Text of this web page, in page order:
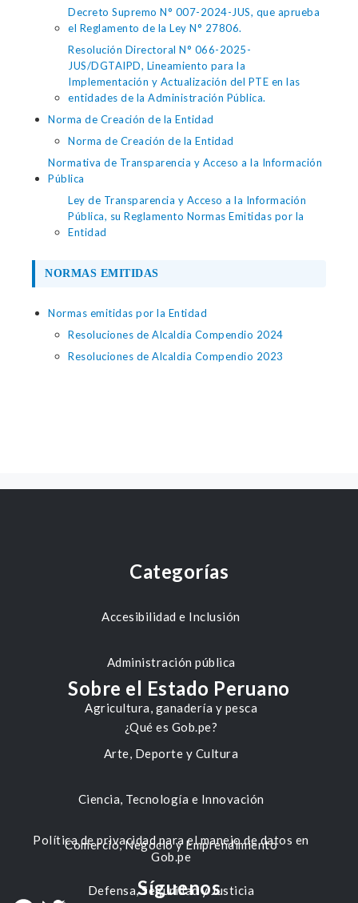
Decreto Supremo N° 007-2024-JUS, que aprueba
el Reglamento de la Ley N° 27806.
Resolución Directoral N° 066-2025-
JUS/DGTAIPD, Lineamiento para la
Implementación y Actualización del PTE en las
entidades de la Administración Pública.
Norma de Creación de la Entidad
Norma de Creación de la Entidad
Normativa de Transparencia y Acceso a la Información
Pública
Ley de Transparencia y Acceso a la Información
Pública, su Reglamento Normas Emitidas por la
Entidad
NORMAS EMITIDAS
Normas emitidas por la Entidad
Resoluciones de Alcaldia Compendio 2024
Resoluciones de Alcaldia Compendio 2023
Categorías
Accesibilidad e Inclusión
Administración pública
Agricultura, ganadería y pesca
Arte, Deporte y Cultura
Ciencia, Tecnología e Innovación
Comercio, Negocio y Emprendimiento
Defensa, Seguridad y Justicia
Sobre el Estado Peruano
¿Qué es Gob.pe?
Política de privacidad para el manejo de datos en
Gob.pe
Síguenos